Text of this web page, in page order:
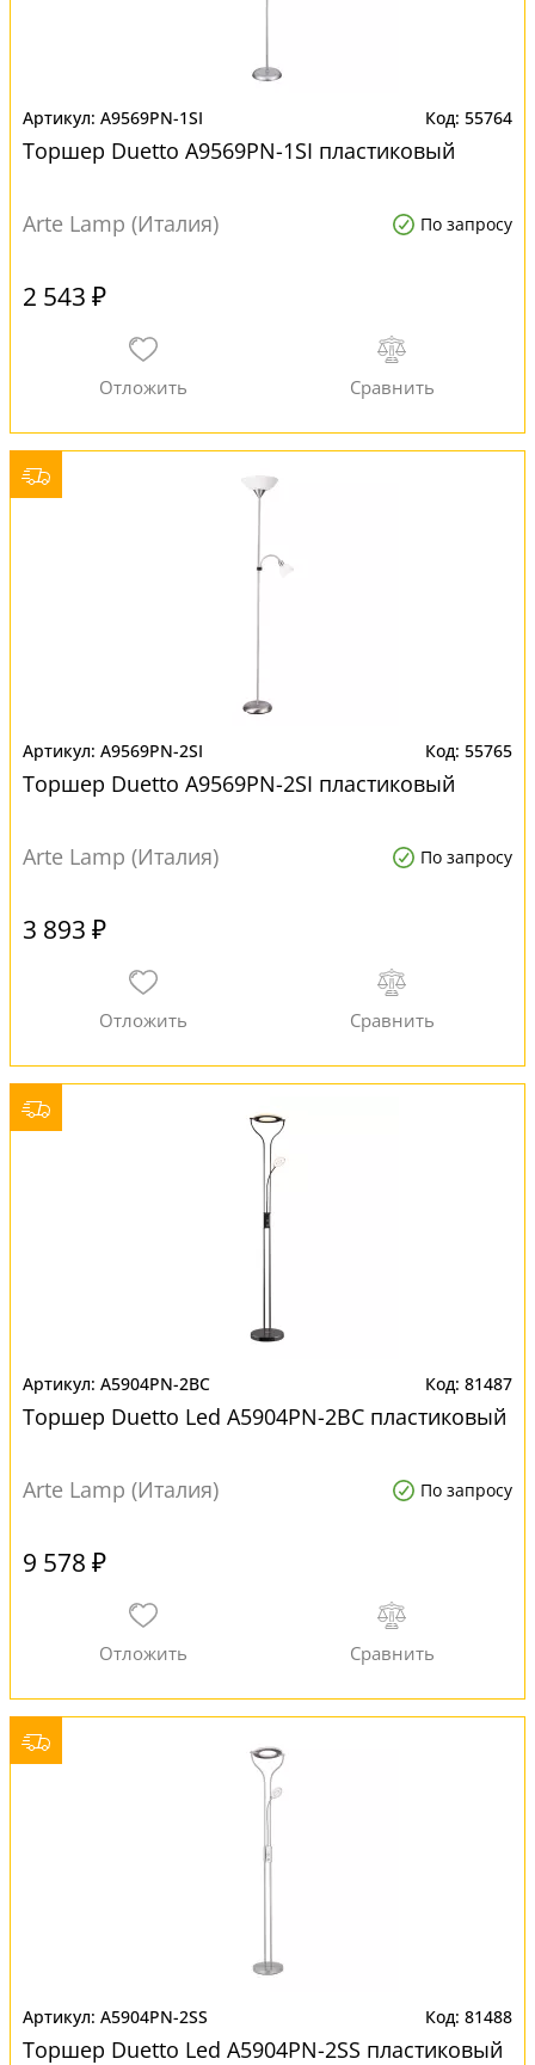
A9569PN-1SI 55764
Торшер Duetto A9569PN-1SI пластиковый
Arte Lamp (Италия) По запросу
2 543 ₽
A9569PN-2SI 55765
Торшер Duetto A9569PN-2SI пластиковый
Arte Lamp (Италия) По запросу
3 893 ₽
A5904PN-2BC 81487
Торшер Duetto Led A5904PN-2BC пластиковый
Arte Lamp (Италия) По запросу
9 578 ₽
A5904PN-2SS 81488
Торшер Duetto Led A5904PN-2SS пластиковый